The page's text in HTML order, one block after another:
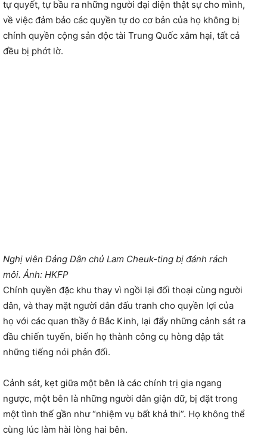
tự quyết, tự bầu ra những người đại diện thật sự cho mình,
về việc đảm bảo các quyền tự do cơ bản của họ không bị
chính quyền cộng sản độc tài Trung Quốc xâm hại, tất cả
đều bị phớt lờ.
Nghị viên Đảng Dân chủ Lam Cheuk-ting bị đánh rách
môi. Ảnh: HKFP
Chính quyền đặc khu thay vì ngồi lại đối thoại cùng người
dân, và thay mặt người dân đấu tranh cho quyền lợi của
họ với các quan thầy ở Bắc Kinh, lại đẩy những cảnh sát ra
đầu chiến tuyến, biến họ thành công cụ hòng dập tắt
những tiếng nói phản đối.
Cảnh sát, kẹt giữa một bên là các chính trị gia ngang
ngược, một bên là những người dân giận dữ, bị đặt trong
một tình thế gần như “nhiệm vụ bất khả thi”. Họ không thể
cùng lúc làm hài lòng hai bên.